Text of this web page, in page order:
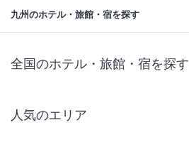
九州のホテル・旅館・宿を探す
全国のホテル・旅館・宿を探す
人気のエリア